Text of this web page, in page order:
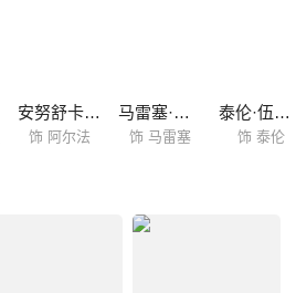
安努舒卡·莎玛
饰 阿尔法
马雷塞·克伦普
饰 马雷塞
泰伦·伍德利
饰 泰伦